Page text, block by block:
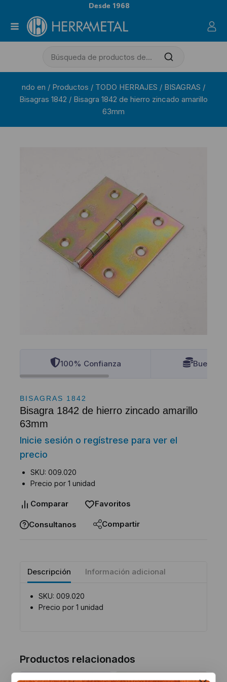
Desde 1968
ndo en / Productos / TODO HERRAJES / BISAGRAS /
Bisagras 1842 / Bisagra 1842 de hierro zincado amarillo
63mm
100% Confianza Buenos
BISAGRAS 1842
Bisagra 1842 de hierro zincado amarillo
63mm
Inicie sesión o regístrese para ver el
precio
SKU: 009.020
Precio por 1 unidad
Comparar Favoritos
Consultanos Compartir
Descripción Información adicional
SKU: 009.020
Precio por 1 unidad
Productos relacionados